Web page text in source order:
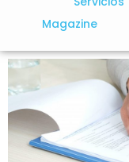
Magazine